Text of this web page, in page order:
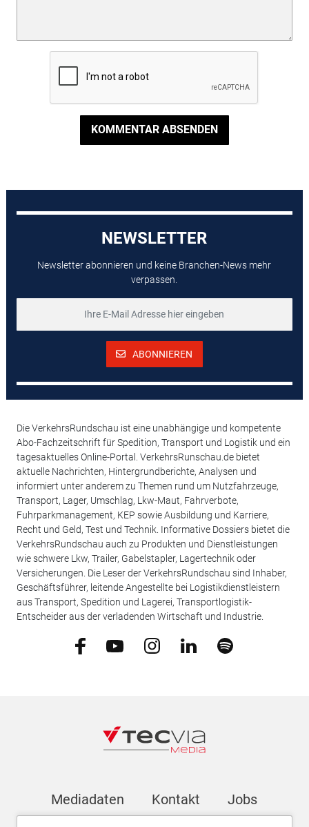
KOMMENTAR ABSENDEN
NEWSLETTER
Newsletter abonnieren und keine Branchen-News mehr
verpassen.
ABONNIEREN
Die VerkehrsRundschau ist eine unabhängige und kompetente
Abo-Fachzeitschrift für Spedition, Transport und Logistik und ein
tagesaktuelles Online-Portal. VerkehrsRunschau.de bietet
aktuelle Nachrichten, Hintergrundberichte, Analysen und
informiert unter anderem zu Themen rund um Nutzfahrzeuge,
Transport, Lager, Umschlag, Lkw-Maut, Fahrverbote,
Fuhrparkmanagement, KEP sowie Ausbildung und Karriere,
Recht und Geld, Test und Technik. Informative Dossiers bietet die
VerkehrsRundschau auch zu Produkten und Dienstleistungen
wie schwere Lkw, Trailer, Gabelstapler, Lagertechnik oder
Versicherungen. Die Leser der VerkehrsRundschau sind Inhaber,
Geschäftsführer, leitende Angestellte bei Logistikdienstleistern
aus Transport, Spedition und Lagerei, Transportlogistik-
Entscheider aus der verladenden Wirtschaft und Industrie.
Mediadaten Kontakt Jobs